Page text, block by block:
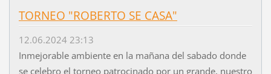
TORNEO "ROBERTO SE CASA"
12.06.2024 23:13
Inmejorable ambiente en la mañana del sabado donde
se celebro el torneo patrocinado por un grande, nuestro